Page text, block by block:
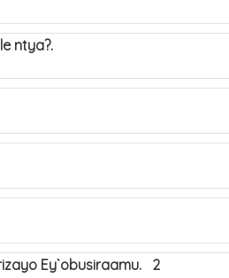
ntya?.
Ey`obusiraamu. 2